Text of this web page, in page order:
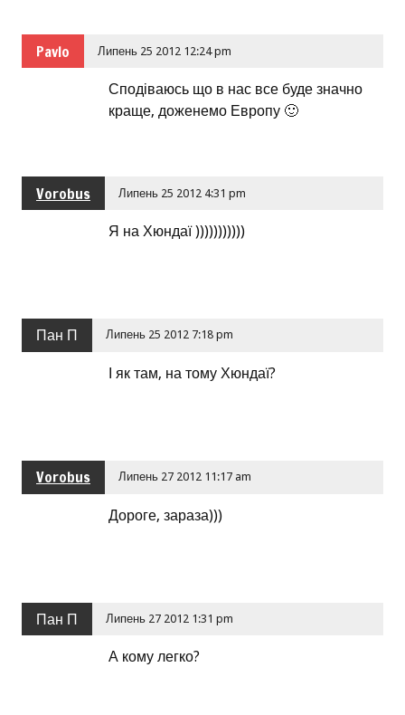
Pavlo Липень 25 2012 12:24 pm
Сподіваюсь що в нас все буде значно
краще, доженемо Европу 🙂
Vorobus Липень 25 2012 4:31 pm
Я на Хюндаї )))))))))))
Пан П Липень 25 2012 7:18 pm
І як там, на тому Хюндаї?
Vorobus Липень 27 2012 11:17 am
Дороге, зараза)))
Пан П Липень 27 2012 1:31 pm
А кому легко?